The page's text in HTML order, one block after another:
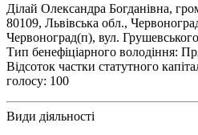
Ділай Олександра Богданівна,
80109, Львівська обл.,
Червоноград(п), вул.
Тип бенефіціарного володіння:
Відсоток частки статутного
голосу: 100
Види діяльності